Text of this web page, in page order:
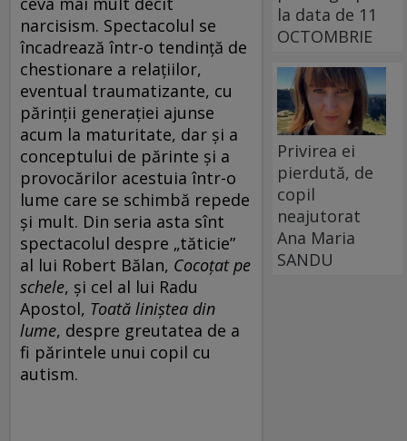
narcisism. Spectacolul se
încadrează într-o tendință de
chestionare a relațiilor,
eventual traumatizante, cu
părinții generației ajunse
acum la maturitate, dar și a
conceptului de părinte și a
provocărilor acestuia într-o
lume care se schimbă repede
și mult. Din seria asta sînt
spectacolul despre „tăticie”
al lui Robert Bălan, Cocoțat pe
schele, și cel al lui Radu
Apostol, Toată liniștea din
lume, despre greutatea de a
fi părintele unui copil cu
autism.
la data de 11
OCTOMBRIE
Privirea ei
pierdută, de
copil
neajutorat
Ana Maria
SANDU